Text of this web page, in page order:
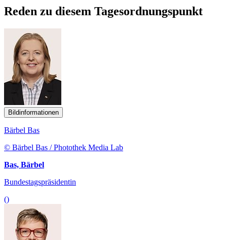
Reden zu diesem Tagesordnungspunkt
Bildinformationen
Bärbel Bas
© Bärbel Bas / Photothek Media Lab
Bas, Bärbel
Bundestagspräsidentin
()